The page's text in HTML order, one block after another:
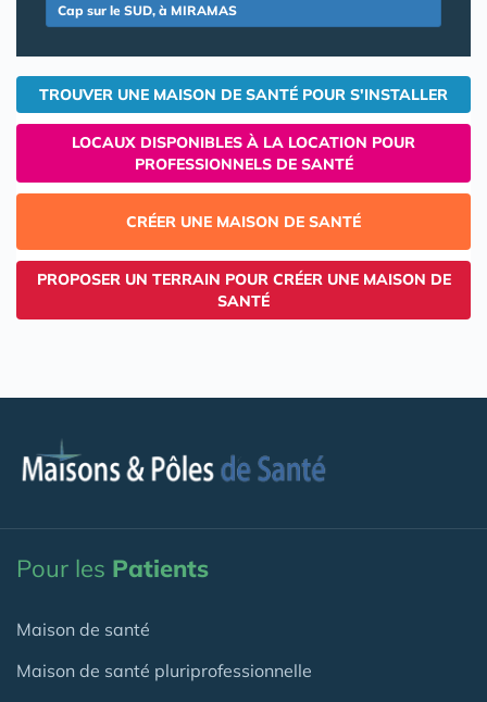
Cap sur le SUD, à MIRAMAS
TROUVER UNE MAISON DE SANTÉ POUR S'INSTALLER
LOCAUX DISPONIBLES À LA LOCATION POUR
PROFESSIONNELS DE SANTÉ
CRÉER UNE MAISON DE SANTÉ
PROPOSER UN TERRAIN POUR CRÉER UNE MAISON DE
SANTÉ
Pour les Patients
Maison de santé
Maison de santé pluriprofessionnelle